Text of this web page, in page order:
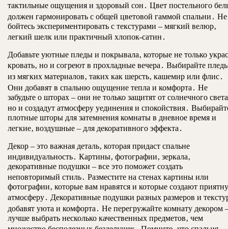
тактильные ощущения и здоровый сон․ Цвет постельного
должен гармонировать с общей цветовой гаммой спальни․ Не
бойтесь экспериментировать с текстурами – мягкий велюр‚
легкий шелк или практичный хлопок-сатин․
Добавьте уютные пледы и покрывала‚ которые не только
кровать‚ но и согреют в прохладные вечера․ Выбирайте
из мягких материалов‚ таких как шерсть‚ кашемир или флис․
Они добавят в спальню ощущение тепла и комфорта․ Не
забудьте о шторах – они не только защитят от солнечного
но и создадут атмосферу уединения и спокойствия․
плотные шторы для затемнения комнаты в дневное время и
легкие‚ воздушные – для декоративного эффекта․
Декор – это важная деталь‚ которая придаст спальне
индивидуальность․ Картины‚ фотографии‚ зеркала‚
декоративные подушки – все это поможет создать
неповторимый стиль․ Разместите на стенах картины или
фотографии‚ которые вам нравятся и которые создают
атмосферу․ Декоративные подушки разных размеров и
добавят уюта и комфорта․ Не перегружайте комнату декором
лучше выбрать несколько качественных предметов‚ чем